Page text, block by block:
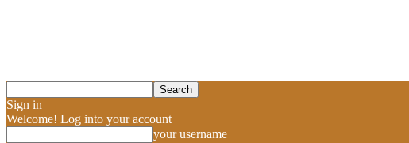
Sign in
Welcome! Log into your account
your username